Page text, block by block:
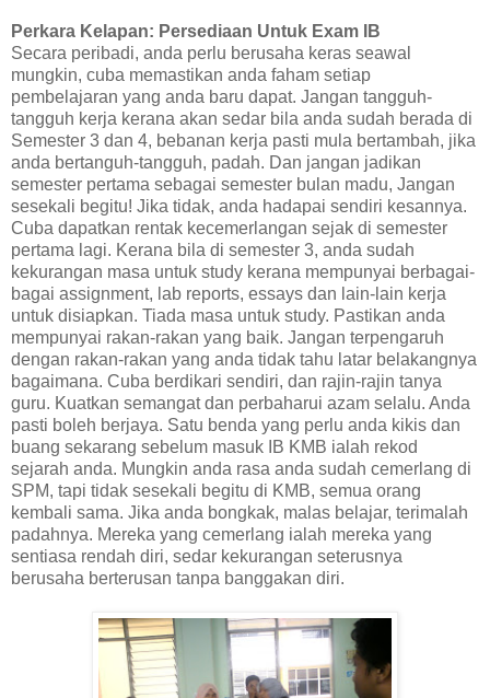
Perkara Kelapan: Persediaan Untuk Exam IB
Secara peribadi, anda perlu berusaha keras seawal
mungkin, cuba memastikan anda faham setiap
pembelajaran yang anda baru dapat. Jangan tangguh-
tangguh kerja kerana akan sedar bila anda sudah berada di
Semester 3 dan 4, bebanan kerja pasti mula bertambah, jika
anda bertanguh-tangguh, padah. Dan jangan jadikan
semester pertama sebagai semester bulan madu, Jangan
sesekali begitu! Jika tidak, anda hadapai sendiri kesannya.
Cuba dapatkan rentak kecemerlangan sejak di semester
pertama lagi. Kerana bila di semester 3, anda sudah
kekurangan masa untuk study kerana mempunyai berbagai-
bagai assignment, lab reports, essays dan lain-lain kerja
untuk disiapkan. Tiada masa untuk study. Pastikan anda
mempunyai rakan-rakan yang baik. Jangan terpengaruh
dengan rakan-rakan yang anda tidak tahu latar belakangnya
bagaimana. Cuba berdikari sendiri, dan rajin-rajin tanya
guru. Kuatkan semangat dan perbaharui azam selalu. Anda
pasti boleh berjaya. Satu benda yang perlu anda kikis dan
buang sekarang sebelum masuk IB KMB ialah rekod
sejarah anda. Mungkin anda rasa anda sudah cemerlang di
SPM, tapi tidak sesekali begitu di KMB, semua orang
kembali sama. Jika anda bongkak, malas belajar, terimalah
padahnya. Mereka yang cemerlang ialah mereka yang
sentiasa rendah diri, sedar kekurangan seterusnya
berusaha berterusan tanpa banggakan diri.